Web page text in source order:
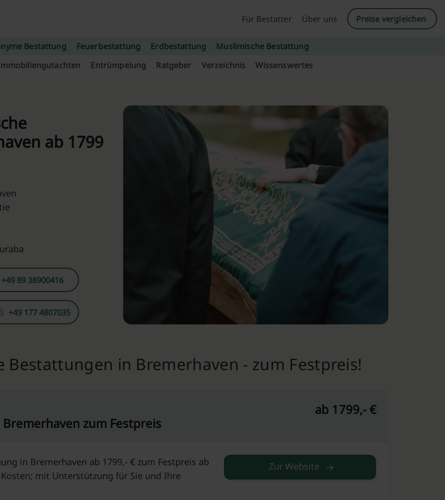
Für Bestatter
Über uns Preise vergleichen
Bestattung Feuerbestattung Erdbestattung
Muslimische Bestattung
Entrümpelung Ratgeber Verzeichnis Wissenswertes
ab 1799
+49 89 38900416
+49 177 4807035
Bestattungen in Bremerhaven - zum Festpreis!
zum Festpreis
ab 1799,- €
in Bremerhaven ab 1799,- € zum Festpreis ab
mit Unterstützung für Sie und Ihre
Zur Website